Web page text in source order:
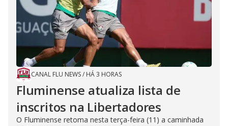
CANAL FLU NEWS/ HÁ 3 HORAS
Fluminense atualiza lista de
inscritos na Libertadores
O Fluminense retoma nesta terça-feira (11) a caminhada